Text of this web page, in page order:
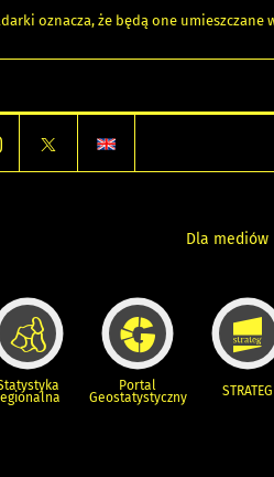
oznacza, że będą one
Dla mediów
Portal
Geostatystyczny STRATEG